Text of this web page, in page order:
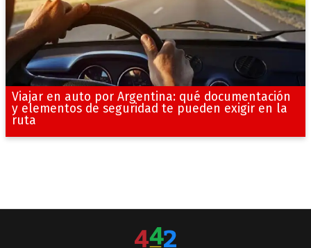
Viajar en auto por Argentina: qué documentación
y elementos de seguridad te pueden exigir en la
ruta